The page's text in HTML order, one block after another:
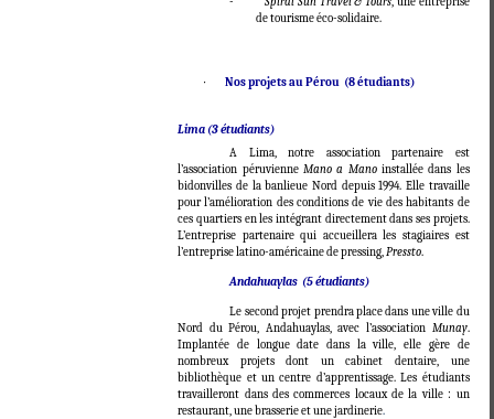
de tourisme éco-solidaire.
·Nos projets au Pérou (8 étudiants)
Lima (3 étudiants)
A Lima, notre association partenaire est
l’association péruvienne Mano a Manoinstallée dans les
bidonvilles de la banlieue Nord depuis 1994. Elle travaille
pour l’amélioration des conditions de vie des habitants de
ces quartiers en les intégrant directement dans ses projets.
L’entreprise partenaire qui accueillera les stagiaires est
l’entreprise latino-américaine de pressing,Pressto.
Andahuaylas (5 étudiants)
Le second projet prendra place dans une ville du
Nord du Pérou, Andahuaylas, avec l’association Munay.
Implantée de longue date dans la ville, elle gère de
nombreux projets dont un cabinet dentaire, une
bibliothèque et un centre d’apprentissage. Les étudiants
travailleront dans des commerces locaux de la ville : un
restaurant, une brasserie et une jardinerie.